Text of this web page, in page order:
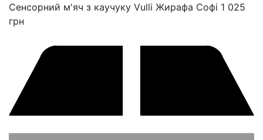
Сенсорний м'яч з каучуку Vulli Жирафа Софі 1 025
грн